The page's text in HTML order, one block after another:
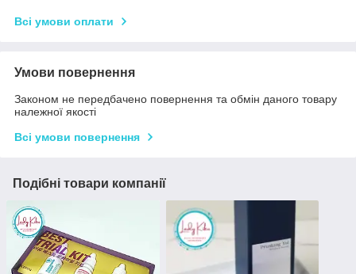
Всі умови оплати
Умови повернення
Законом не передбачено повернення та обмін даного товару
належної якості
Всі умови повернення
Подібні товари компанії